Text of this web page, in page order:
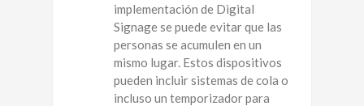
implementación de Digital
Signage se puede evitar que las
personas se acumulen en un
mismo lugar. Estos dispositivos
pueden incluir sistemas de cola o
incluso un temporizador para